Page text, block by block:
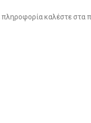
πληροφορία καλέστε στα